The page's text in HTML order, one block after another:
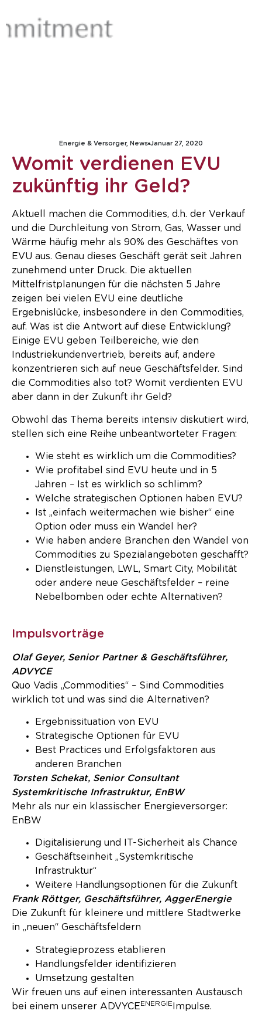
Energie & Versorger, News Januar 27, 2020
Womit verdienen EVU
zukünftig ihr Geld?
Aktuell machen die Commodities, d.h. der Verkauf
und die Durchleitung von Strom, Gas, Wasser und
Wärme häufig mehr als 90% des Geschäftes von
EVU aus. Genau dieses Geschäft gerät seit Jahren
zunehmend unter Druck. Die aktuellen
Mittelfristplanungen für die nächsten 5 Jahre
zeigen bei vielen EVU eine deutliche
Ergebnislücke, insbesondere in den Commodities,
auf. Was ist die Antwort auf diese Entwicklung?
Einige EVU geben Teilbereiche, wie den
Industriekundenvertrieb, bereits auf, andere
konzentrieren sich auf neue Geschäftsfelder. Sind
die Commodities also tot? Womit verdienten EVU
aber dann in der Zukunft ihr Geld?
Obwohl das Thema bereits intensiv diskutiert wird,
stellen sich eine Reihe unbeantworteter Fragen:
Wie steht es wirklich um die Commodities?
Wie profitabel sind EVU heute und in 5
Jahren – Ist es wirklich so schlimm?
Welche strategischen Optionen haben EVU?
Ist „einfach weitermachen wie bisher“ eine
Option oder muss ein Wandel her?
Wie haben andere Branchen den Wandel von
Commodities zu Spezialangeboten geschafft?
Dienstleistungen, LWL, Smart City, Mobilität
oder andere neue Geschäftsfelder – reine
Nebelbomben oder echte Alternativen?
Impulsvorträge
Olaf Geyer, Senior Partner & Geschäftsführer,
ADVYCE
Quo Vadis „Commodities“ – Sind Commodities
wirklich tot und was sind die Alternativen?
Ergebnissituation von EVU
Strategische Optionen für EVU
Best Practices und Erfolgsfaktoren aus
anderen Branchen
Torsten Schekat, Senior Consultant
Systemkritische Infrastruktur, EnBW
Mehr als nur ein klassischer Energieversorger:
EnBW
Digitalisierung und IT-Sicherheit als Chance
Geschäftseinheit „Systemkritische
Infrastruktur“
Weitere Handlungsoptionen für die Zukunft
Frank Röttger, Geschäftsführer, AggerEnergie
Die Zukunft für kleinere und mittlere Stadtwerke
in „neuen“ Geschäftsfeldern
Strategieprozess etablieren
Handlungsfelder identifizieren
Umsetzung gestalten
Wir freuen uns auf einen interessanten Austausch
bei einem unserer ADVYCEENERGIE Impulse.